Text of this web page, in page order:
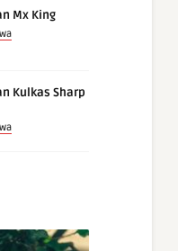
Mx King
Kulkas Sharp